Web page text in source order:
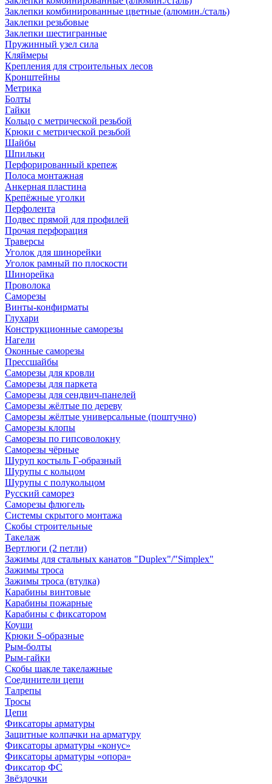
Заклепки комбинированные цветные (алюмин./сталь)
Заклепки резьбовые
Заклепки шестигранные
Пружинный узел сила
Кляймеры
Крепления для строительных лесов
Кронштейны
Метрика
Болты
Гайки
Кольцо с метрической резьбой
Крюки с метрической резьбой
Шайбы
Шпильки
Перфорированный крепеж
Полоса монтажная
Анкерная пластина
Крепёжные уголки
Перфолента
Подвес прямой для профилей
Прочая перфорация
Траверсы
Уголок для шинорейки
Уголок рамный по плоскости
Шинорейка
Проволока
Саморезы
Винты-конфирматы
Глухари
Конструкционные саморезы
Нагели
Оконные саморезы
Прессшайбы
Саморезы для кровли
Саморезы для паркета
Саморезы для сендвич-панелей
Саморезы жёлтые по дереву
Саморезы жёлтые универсальные (поштучно)
Саморезы клопы
Саморезы по гипсоволокну
Саморезы чёрные
Шуруп костыль Г-образный
Шурупы с кольцом
Шурупы с полукольцом
Русский саморез
Саморезы флюгель
Системы скрытого монтажа
Скобы строительные
Такелаж
Вертлюги (2 петли)
Зажимы для стальных канатов "Duplex"/"Simplex"
Зажимы троса
Зажимы троса (втулка)
Карабины винтовые
Карабины пожарные
Карабины с фиксатором
Коуши
Крюки S-образные
Рым-болты
Рым-гайки
Скобы шакле такелажные
Соединители цепи
Талрепы
Тросы
Цепи
Фиксаторы арматуры
Защитные колпачки на арматуру
Фиксаторы арматуры «конус»
Фиксаторы арматуры «опора»
Фиксатор ФС
Звёздочки